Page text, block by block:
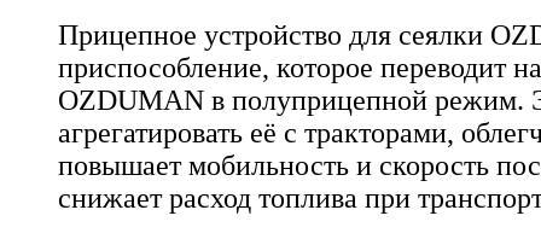
Прицепное устройство для сеялки
приспособление, которое переводит
OZDUMAN в полуприцепной режим.
агрегатировать её с тракторами,
повышает мобильность и скорость
снижает расход топлива при